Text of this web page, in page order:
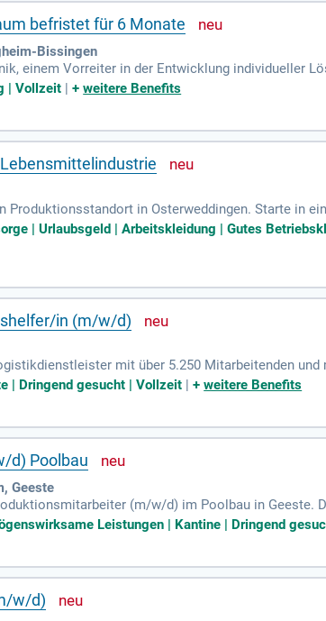
befristet für 6 Monate
Bissingen
einem Vorreiter in der Entwicklung individueller
bedienen Schlüsselbranchen wie Mobilität
Ihre Aufgaben umfassen Ablängen, Tempern,
die Zukunft technischer Exzellenz mit!
| Vollzeit |+weitere Benefits
Produktionsstandort in Osterweddingen. Starte in
zahlreichen Benefits, die deine Karriere fördern
dich detailliert über die Stelle. Unsere
| Urlaubsgeld | Arbeitskleidung | Gutes
in (m/w/d)
mit über 5.250 Mitarbeitenden und
, Lager- und Produktionslogistik sowie Luft- und
Umfeld. Gestalten Sie gemeinsam mit uns
Kontraktlogistikmanagement für einen namhaften
zum Erfolg in der dynamischen
| Dringend gesucht | Vollzeit |+weitere Benefits
d) Poolbau
Geeste
(m/w/d) im Poolbau in Geeste.
das Kleben von PVC-Teilen. Du wirst auch für die
Firmenfitness und kostenlose Verpflegung. Werde
Herausforderung im Poolbau!
Leistungen | Kantine | Dringend
w/d)